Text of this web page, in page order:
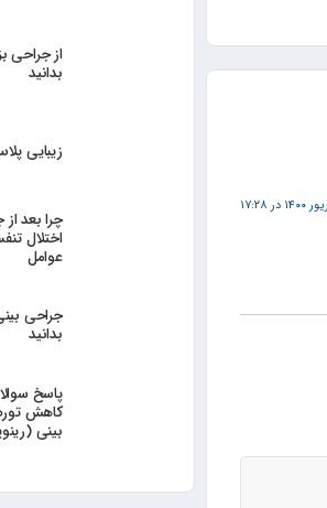
از جراحی
بدانید
زیبایی
چرا بعد
اختلال
عوامل
جراحی
بدانید
پاسخ
کاهش
بینی